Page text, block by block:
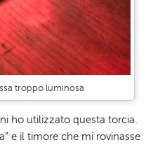
troppo luminosa
ho utilizzato questa torcia.
e il timore che mi rovinasse